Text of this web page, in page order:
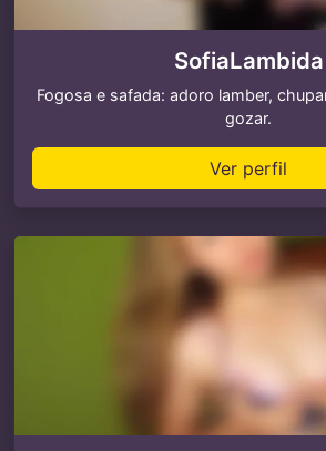
SofiaLambida
Fogosa e safada: adoro lamber,
gozar.
Ver perfil